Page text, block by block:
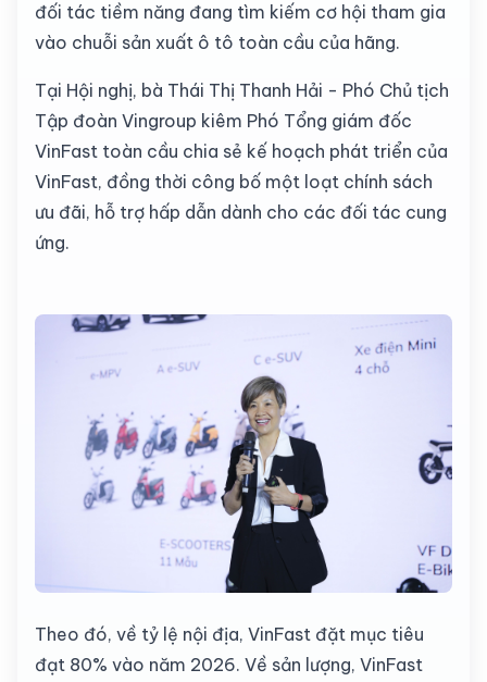
đối tác tiềm năng đang tìm kiếm cơ hội tham gia
vào chuỗi sản xuất ô tô toàn cầu của hãng.
Tại Hội nghị, bà Thái Thị Thanh Hải - Phó Chủ tịch
Tập đoàn Vingroup kiêm Phó Tổng giám đốc
VinFast toàn cầu chia sẻ kế hoạch phát triển của
VinFast, đồng thời công bố một loạt chính sách
ưu đãi, hỗ trợ hấp dẫn dành cho các đối tác cung
ứng.
Theo đó, về tỷ lệ nội địa, VinFast đặt mục tiêu
đạt 80% vào năm 2026. Về sản lượng, VinFast